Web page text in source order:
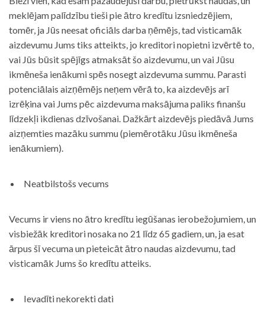
meklējam palīdzību tieši pie ātro kredītu izsniedzējiem,
tomēr, ja Jūs neesat oficiāls darba ņēmējs, tad visticamāk
aizdevumu Jums tiks atteikts, jo kreditori nopietni izvērtē to,
vai Jūs būsit spējīgs atmaksāt šo aizdevumu, un vai Jūsu
ikmēneša ienākumi spēs nosegt aizdevuma summu. Parasti
potenciālais aizņēmējs neņem vērā to, ka aizdevējs arī
izrēķina vai Jums pēc aizdevuma maksājuma paliks finanšu
līdzekļi ikdienas dzīvošanai. Dažkārt aizdevējs piedāvā Jums
aizņemties mazāku summu (piemērotāku Jūsu ikmēneša
ienākumiem).
Neatbilstošs vecums
Vecums ir viens no ātro kredītu iegūšanas ierobežojumiem, un
visbiežāk kreditori nosaka no 21 līdz 65 gadiem, un, ja esat
ārpus šī vecuma un pieteicāt ātro naudas aizdevumu, tad
visticamāk Jums šo kredītu atteiks.
Ievadīti nekorekti dati